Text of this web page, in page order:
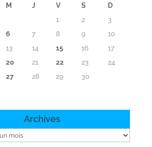
M J V S
D
1
2
3
6 7 8 9
10
13 14 15 16
17
20 21 22 23
24
27 28 29
30
Archives